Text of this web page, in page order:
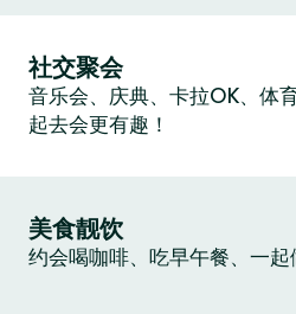
社交聚会
音乐会、庆典、卡拉OK、体
起去会更有趣！
美食靓饮
约会喝咖啡、吃早午餐、一起